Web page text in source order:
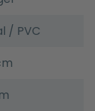
/ PVC